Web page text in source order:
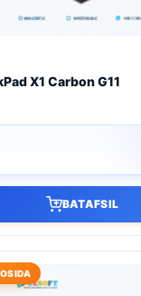
X1 Carbon G11
BATAFSIL